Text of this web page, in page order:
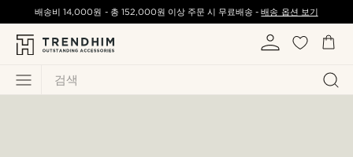
검색
배송비14,000원 - 총 152,000원 이상 주문 시 무료배송 -배송 옵션 보기